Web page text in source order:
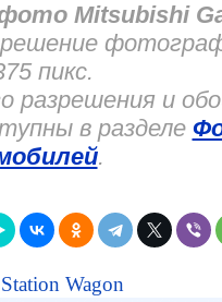
Mitsubishi
пикс.
разрешения и
в разделе
.
Wagon